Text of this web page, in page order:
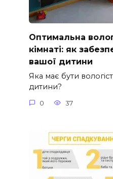
Оптимальна
кімнаті: як
вашої дитини
Яка має бути
дитини?
0 37